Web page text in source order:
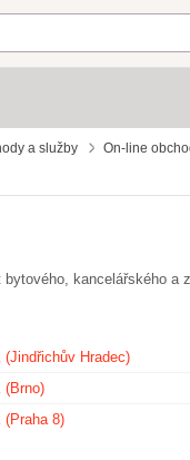
a služby On-line
kancelářského a
(Jindřichův Hradec)
(Brno)
(Praha 8)